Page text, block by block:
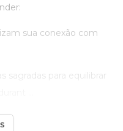
sua conexão com
sagradas para equilibrar